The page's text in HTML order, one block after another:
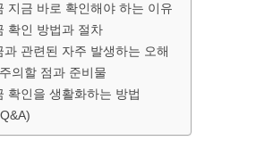
지금 바로 확인해야 하는 이유
확인 방법과 절차
과 관련된 자주 발생하는 오해
의할 점과 준비물
확인을 생활화하는 방법